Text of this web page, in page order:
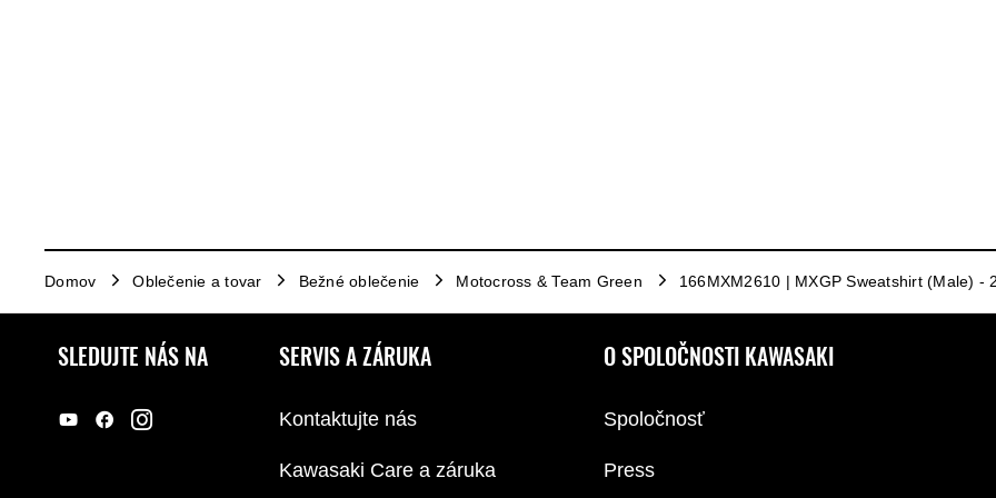
Domov Oblečenie a tovar Bežné oblečenie Motocross & Team Green 166MXM2610 | MXGP Sweatshirt (Male) -
SLEDUJTE NÁS NA SERVIS A ZÁRUKA
Kontaktujte nás
Kawasaki Care a záruka
O SPOLOČNOSTI KAWASAKI
Spoločnosť
Press